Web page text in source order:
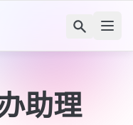
助理